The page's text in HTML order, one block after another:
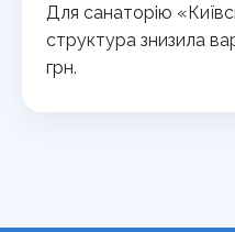
Для санаторію
структура знизила
грн.